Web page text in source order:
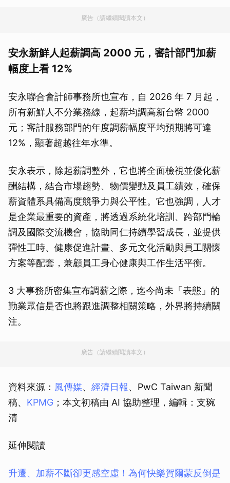
廣告（請繼續閱讀本文）
安永新鮮人起薪調高 2000 元，審計部門加薪
幅度上看 12%
安永聯合會計師事務所也宣布，自 2026 年 7 月起，
所有新鮮人不分業務線，起薪均調高新台幣 2000
元；審計服務部門的年度調薪幅度平均預期將可達
12%，顯著超越往年水準。
安永表示，除起薪調整外，它也將全面檢視並優化薪
酬結構，結合市場趨勢、物價變動及員工績效，確保
薪資體系具備高度競爭力與公平性。它也強調，人才
是企業最重要的資產，將透過系統化培訓、跨部門輪
調及國際交流機會，協助同仁持續學習成長，並提供
彈性工時、健康促進計畫、多元文化活動與員工關懷
方案等配套，兼顧員工身心健康與工作生活平衡。
3 大事務所密集宣布調薪之際，迄今尚未「表態」的
勤業眾信是否也將跟進調整相關策略，外界將持續關
注。
廣告（請繼續閱讀本文）
資料來源： 風傳媒、 經濟日報、PwC Taiwan 新聞
稿、 KPMG ；本文初稿由 AI 協助整理，編輯：支琬
清
延伸閱讀
升遷、加薪不斷卻更感空虛！為何快樂賀爾蒙反倒是